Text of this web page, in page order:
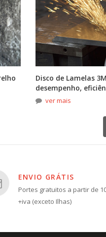
Disco de Lamelas
desempenho,
ver mais
ENVIO GRÁTIS
Portes gratuitos a partir de
+iva (exceto Ilhas)